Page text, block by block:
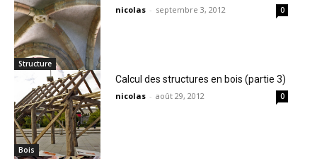
Structure
nicolas - septembre 3, 2012 0
Bois
Calcul des structures en bois (partie 3)
nicolas - août 29, 2012 0